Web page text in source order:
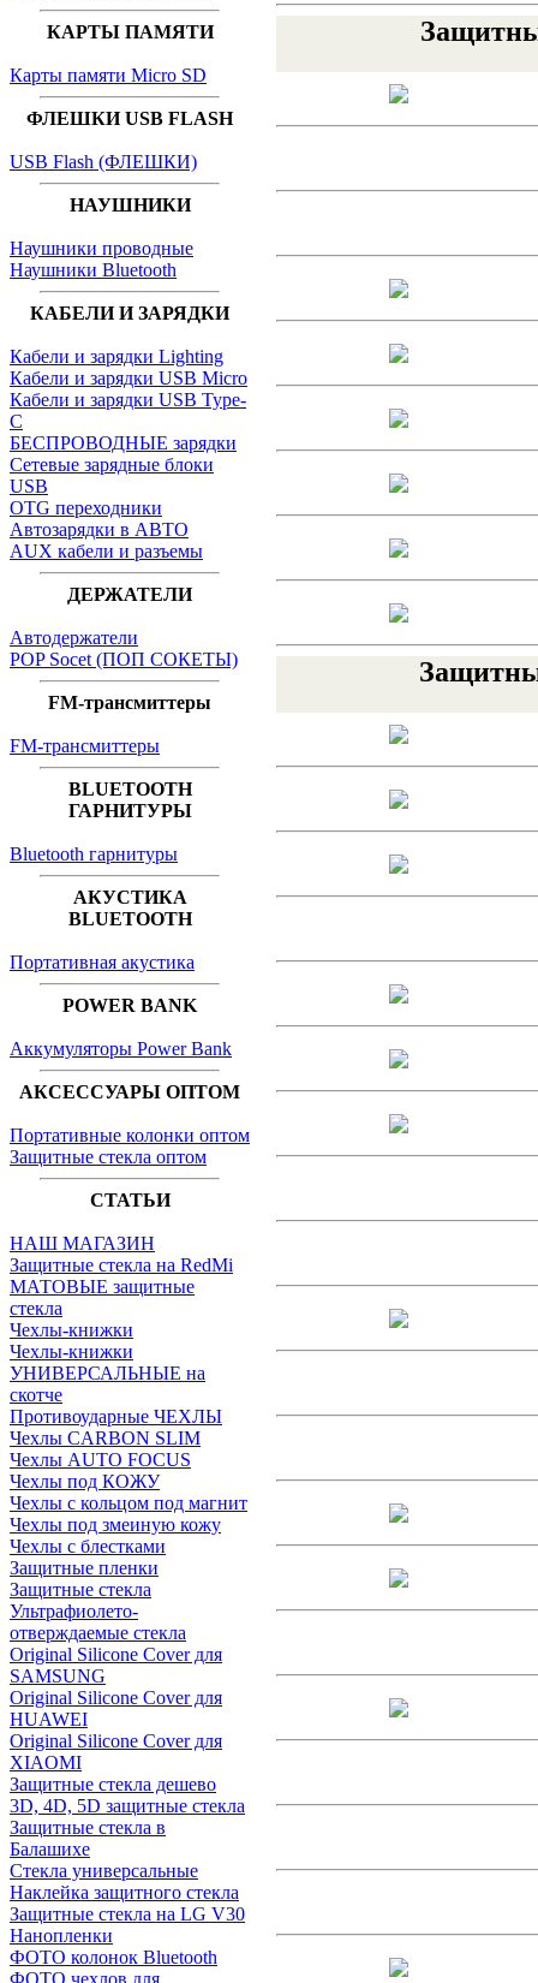
КАРТЫ ПАМЯТИ
Карты памяти Micro SD
ФЛЕШКИ USB FLASH
USB Flash (ФЛЕШКИ)
НАУШНИКИ
Наушники проводные
Наушники Bluetooth
КАБЕЛИ И ЗАРЯДКИ
Кабели и зарядки Lighting
Кабели и зарядки USB Micro
Кабели и зарядки USB Type-
C
БЕСПРОВОДНЫЕ зарядки
Сетевые зарядные блоки
USB
OTG переходники
Автозарядки в АВТО
AUX кабели и разъемы
ДЕРЖАТЕЛИ
Автодержатели
POP Socet (ПОП СОКЕТЫ)
FM-трансмиттеры
FM-трансмиттеры
BLUETOOTH
ГАРНИТУРЫ
Bluetooth гарнитуры
АКУСТИКА
BLUETOOTH
Портативная акустика
POWER BANK
Аккумуляторы Power Bank
АКСЕССУАРЫ ОПТОМ
Портативные колонки оптом
Защитные стекла оптом
СТАТЬИ
НАШ МАГАЗИН
Защитные стекла на RedMi
МАТОВЫЕ защитные
стекла
Чехлы-книжки
Чехлы-книжки
УНИВЕРСАЛЬНЫЕ на
скотче
Противоударные ЧЕХЛЫ
Чехлы CARBON SLIM
Чехлы AUTO FOCUS
Чехлы под КОЖУ
Чехлы с кольцом под магнит
Чехлы под змеиную кожу
Чехлы с блестками
Защитные пленки
Защитные стекла
Ультрафиолето-
отверждаемые стекла
Original Silicone Cover для
SAMSUNG
Original Silicone Cover для
HUAWEI
Original Silicone Cover для
XIAOMI
Защитные стекла дешево
3D, 4D, 5D защитные стекла
Защитные стекла в
Балашихе
Стекла универсальные
Наклейка защитного стекла
Защитные стекла на LG V30
Нанопленки
ФОТО колонок Bluetooth
ФOTO чехлов для